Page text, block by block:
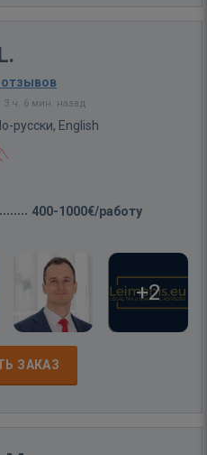
отзывов
ч. 6 мин. назад
русски, English
400-1000€/работу
+2
ЗАКАЗ